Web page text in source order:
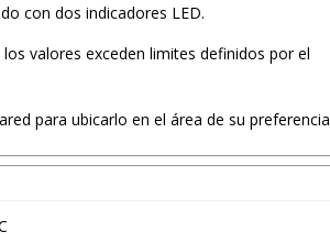
con dos indicadores LED.
valores exceden limites definidos por el
para ubicarlo en el área de su preferencia